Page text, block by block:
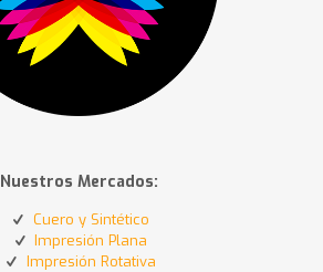
Nuestros Mercados:
Cuero y Sintético
Impresión Plana
Impresión Rotativa